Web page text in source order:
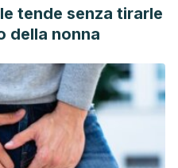
blog/role-of-water-
Agua: ¿cuánto tienes que
healthy-lifestyle/nutrition-
art-20044256
junio 12).
Dehydration and
tende senza tirarle
della nonna